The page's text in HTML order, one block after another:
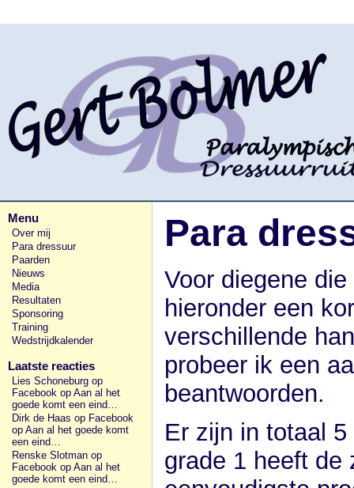
Menu
Over mij
Para dressuur
Paarden
Nieuws
Media
Resultaten
Sponsoring
Training
Wedstrijdkalender
Laatste reacties
Lies Schoneburg op
Facebook op Aan al het
goede komt een eind…
Dirk de Haas op Facebook
op Aan al het goede komt
een eind…
Renske Slotman op
Facebook op Aan al het
goede komt een eind…
Para
Voor diegene
hieronder een
verschillende
probeer ik een
beantwoorden.
Er zijn in totaal
grade 1 heeft de